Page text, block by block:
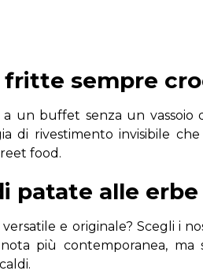
fritte sempre
a un buffet senza un vassoio
di rivestimento invisibile
food.
patate alle
e originale? Scegli i
più contemporanea,